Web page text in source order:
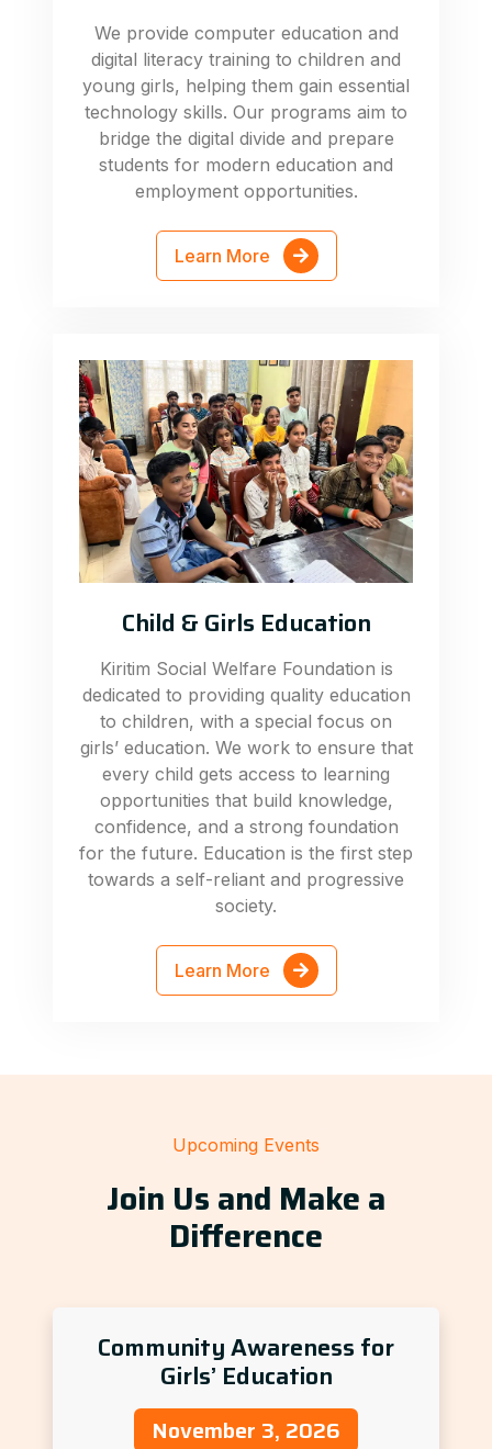
We provide computer education and
digital literacy training to children and
young girls, helping them gain essential
technology skills. Our programs aim to
bridge the digital divide and prepare
students for modern education and
employment opportunities.
Learn More
Child & Girls Education
Kiritim Social Welfare Foundation is
dedicated to providing quality education
to children, with a special focus on
girls’ education. We work to ensure that
every child gets access to learning
opportunities that build knowledge,
confidence, and a strong foundation
for the future. Education is the first step
towards a self-reliant and progressive
society.
Learn More
Upcoming Events
Join Us and Make a
Difference
Community Awareness for
Girls’ Education
November 3, 2026